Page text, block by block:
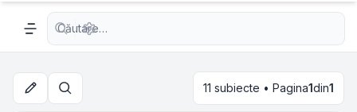
Navigation menu
Căutare avansată
Căutare 11 subiecte • Pagina1din1